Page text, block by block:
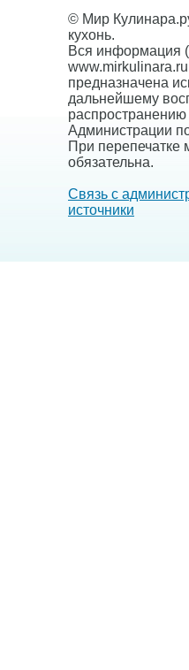
© Мир
кухонь.
Вся информация
предназначена
дальнейшему
Администрации
При перепечатке
обязательна.
Связь с
источники